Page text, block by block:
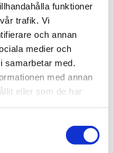
funktioner
trafik. Vi
och annan
medier och
med.
med annan
eller som de har